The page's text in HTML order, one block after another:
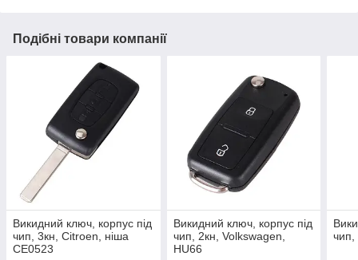
Подібні товари компанії
Викидний ключ, корпус під
чип, 3кн, Citroen, ніша
CE0523
Викидний ключ, корпус під
чип, 2кн, Volkswagen,
HU66
чип,